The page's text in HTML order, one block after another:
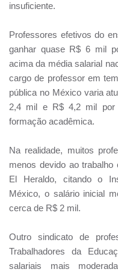
insuficiente.
Professores efetivos do
ganhar quase R$ 6 mil
acima da média salarial
cargo de professor em
pública no México varia
2,4 mil e R$ 4,2 mil por
formação acadêmica.
Na realidade, muitos
menos devido ao
El Heraldo, citando o
México, o salário inicial
cerca de R$ 2 mil.
Outro sindicato de
Trabalhadores da
salariais mais